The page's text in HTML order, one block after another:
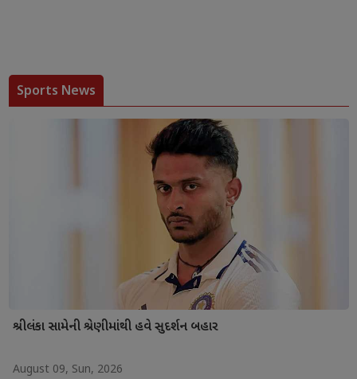
Sports News
શ્રીલંકા સામેની શ્રેણીમાંથી હવે સુદર્શન બહાર
August 09, Sun, 2026